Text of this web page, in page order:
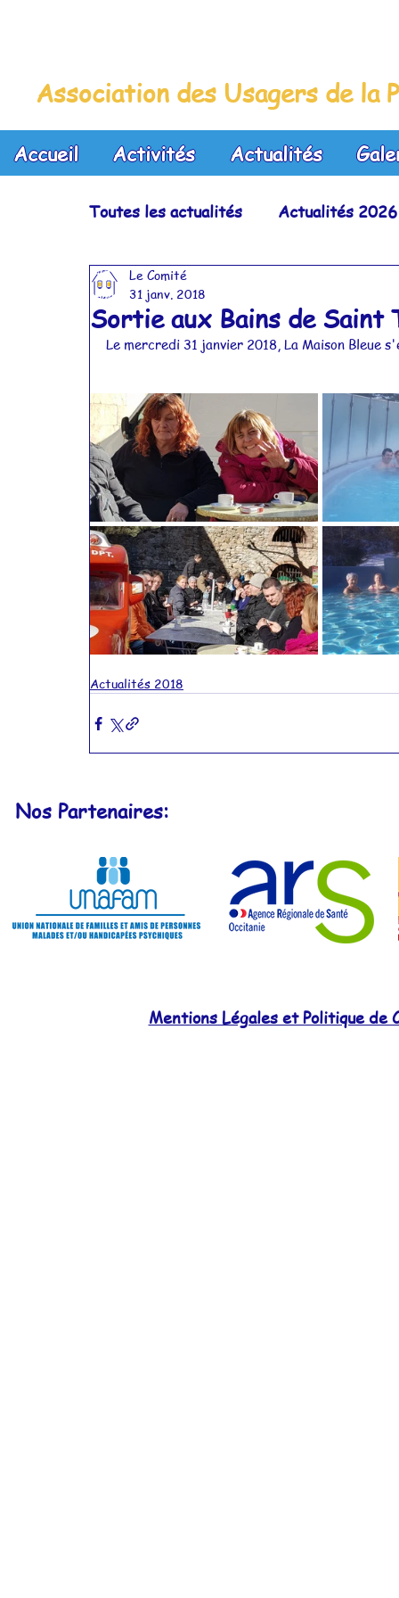
Association des Usagers de la
Accueil Activités Actualités
Toutes les actualités Actualités 2026
Actualités 2023
Actualités 2019 Actualités 2018
Actualités 2015 Actualités 2014
Actualités 2011 Actualités 2010
Sortie aux Bains de Saint
Le Comité
31 janv. 2018
Le mercredi 31 janvier 2018, La Maison Bleue
Actualités 2018
Nos Partenaires:
Mentions Légales et Politique de